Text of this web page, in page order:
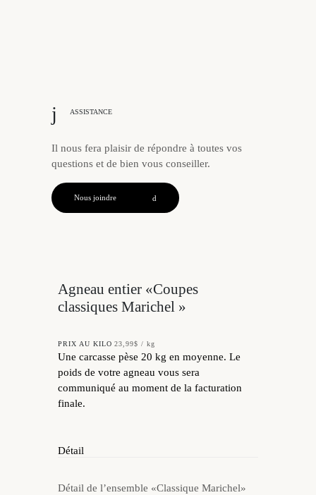
ASSISTANCE
Il nous fera plaisir de répondre à toutes vos
questions et de bien vous conseiller.
Nous joindre
Agneau entier «Coupes
classiques Marichel »
PRIX AU KILO 23,99$ / kg
Une carcasse pèse 20 kg en moyenne. Le
poids de votre agneau vous sera
communiqué au moment de la facturation
finale.
Détail
Détail de l’ensemble «Classique Marichel»